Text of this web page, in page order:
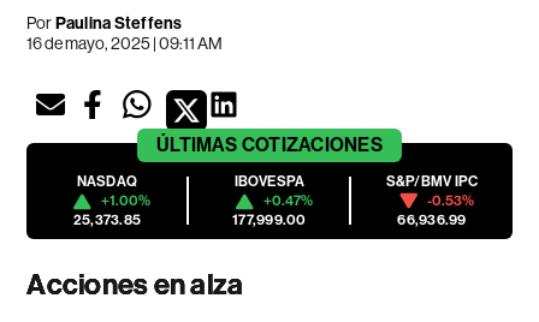
PorPaulina Steffens
16 de mayo, 2025 | 09:11 AM
ÚLTIMAS COTIZACIONES
NASDAQ
+1.00%
25,373.85
IBOVESPA
+0.47%
177,999.00
S&P/BMV IPC
-0.53%
66,936.99
Acciones en alza